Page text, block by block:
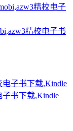
精校电子书
子书下载,Kindle